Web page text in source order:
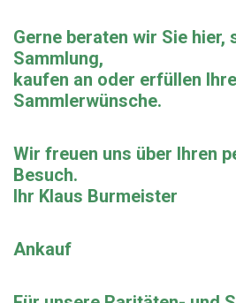
Gerne beraten wir Sie hier,
Sammlung,
kaufen an oder erfüllen Ihre
Sammlerwünsche.
Wir freuen uns über Ihren
Besuch.
Ihr Klaus Burmeister
Ankauf